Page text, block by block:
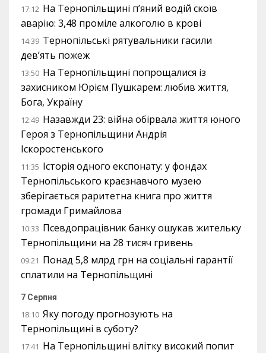
17:12 На Тернопільщині п’яний водій скоїв
аварію: 3,48 проміле алкоголю в крові
14:39 Тернопільські рятувальники гасили
дев’ять пожеж
13:50 На Тернопільщині попрощалися із
захисником Юрієм Пушкарем: любив життя,
Бога, Україну
12:49 Назавжди 23: війна обірвала життя юного
Героя з Тернопільщини Андрія
Іскоростенського
11:35 Історія одного експонату: у фондах
Тернопільського краєзнавчого музею
зберігається раритетна книга про життя
громади Гримайлова
10:33 Псевдопрацівник банку ошукав жительку
Тернопільщини на 28 тисяч гривень
09:21 Понад 5,8 млрд грн на соціальні гарантії
сплатили на Тернопільщині
7 Серпня
18:10 Яку погоду прогнозують на
Тернопільщині в суботу?
17:41 На Тернопільщині влітку високий попит